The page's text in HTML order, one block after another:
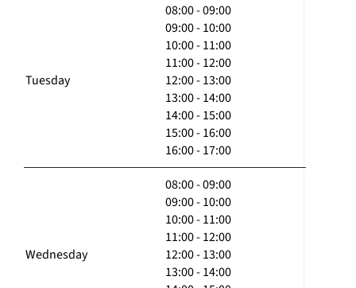
Tuesday
08:00 - 09:00
09:00 - 10:00
10:00 - 11:00
11:00 - 12:00
12:00 - 13:00
13:00 - 14:00
14:00 - 15:00
15:00 - 16:00
16:00 - 17:00
Wednesday
08:00 - 09:00
09:00 - 10:00
10:00 - 11:00
11:00 - 12:00
12:00 - 13:00
13:00 - 14:00